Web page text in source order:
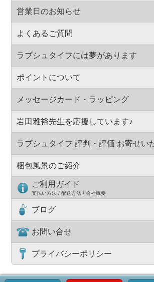
営業日のお知らせ
よくあるご質問
ラブシュタイフには夢があります
ポイントについて
メッセージカード・ラッピング
岩田雅裕先生を応援しています♪
ラブシュタイフ 評判・評価 お寄せい
梱包風景のご紹介
ご利用ガイド
支払い方法 / 配送方法 / 会社概要
ブログ
お問い合せ
プライバシーポリシー